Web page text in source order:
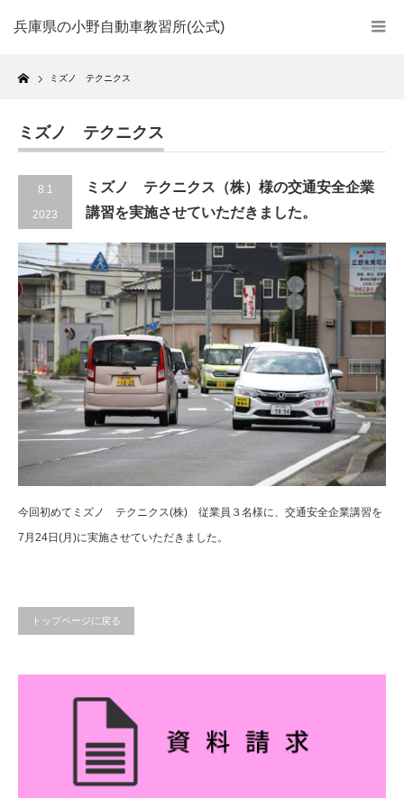
兵庫県の小野自動車教習所(公式)
Home
ミズノ テクニクス
ミズノ テクニクス
8.1
2023
ミズノ テクニクス（株）様の交通安全企業
講習を実施させていただきました。
今回初めてミズノ テクニクス(株) 従業員３名様に、交通安全企業講習を
7月24日(月)に実施させていただきました。
トップページに戻る